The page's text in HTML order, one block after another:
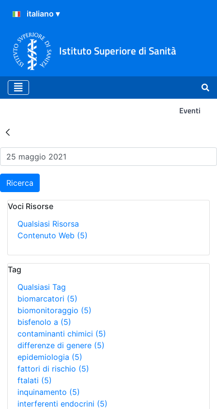
Istituto Superiore di Sanità
Eventi
Risultati della Ricerca -
Ricerca
Voci Risorse
Qualsiasi Risorsa
Contenuto Web (5)
Tag
Qualsiasi Tag
biomarcatori (5)
biomonitoraggio (5)
bisfenolo a (5)
contaminanti chimici (5)
differenze di genere (5)
epidemiologia (5)
fattori di rischio (5)
ftalati (5)
inquinamento (5)
interferenti endocrini (5)